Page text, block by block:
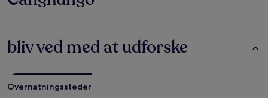
bliv ved med at udforske
Overnatningssteder